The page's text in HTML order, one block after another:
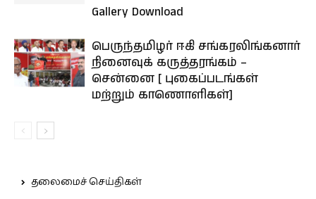
Gallery Download
பெருந்தமிழர் ஈகி சங்கரலிங்கனார்
நினைவுக் கருத்தரங்கம் –
சென்னை [ புகைப்படங்கள்
மற்றும் காணொளிகள்]
தலைமைச் செய்திகள்